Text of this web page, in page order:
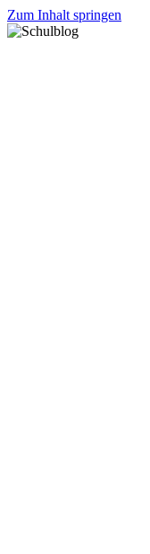
Zum Inhalt springen